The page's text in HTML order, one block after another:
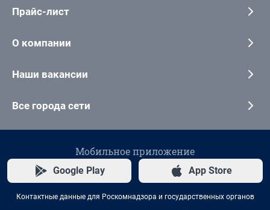
Прайс-лист
О компании
Наши вакансии
Все города сети
Мобильное приложение
Google Play App Store
Контактные данные для Роскомнадзора и государственных органов